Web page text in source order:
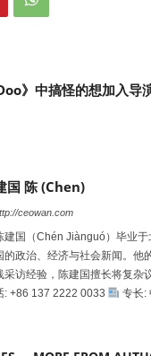
》中搞怪的想加入导
国 陈 (Chen)
ceowan.com
建国（Chén Jiànguó）毕业
的政治、经济与社会新闻。他
采访经验，陈建国擅长将复杂
: +86 137 2222 0033
专长: